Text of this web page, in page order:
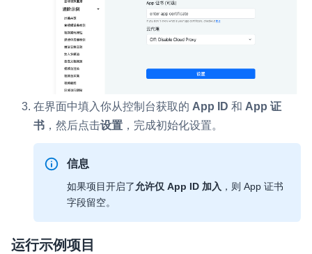
在界面中填入你从控制台获取的 App ID 和 App 证
书 ，然后点击设置 ，完成初始化设置。
信息
如果项目开启了允许仅 App ID 加入 ，则 App 证书
字段留空。
运行示例项目